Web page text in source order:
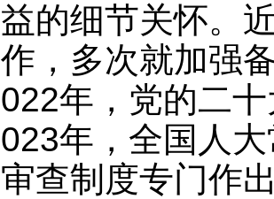
益的细节关怀。
作，多次就加强
022年，党的二
023年，全国人
审查制度专门作